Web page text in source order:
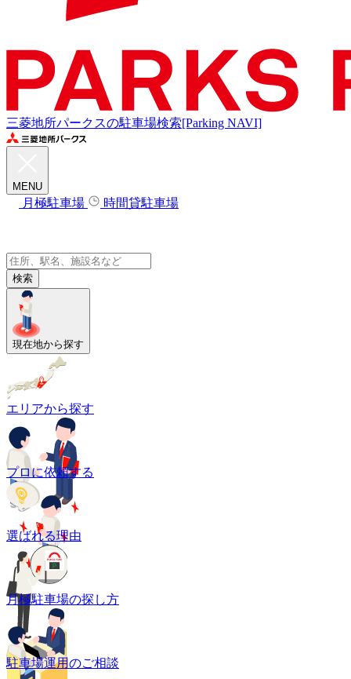
三菱地所パークスの駐車場検索[Parking NAVI]
MENU
月極駐車場 時間貸駐車場
検索
現在地から探す
エリアから探す
プロに依頼する
選ばれる理由
月極駐車場の探し方
駐車場運用のご相談